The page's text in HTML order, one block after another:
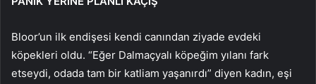
Bloor’un ilk endişesi kendi canından ziyade evdeki
köpekleri oldu. “Eğer Dalmaçyalı köpeğim yılanı fark
etseydi, odada tam bir katliam yaşanırdı” diyen kadın, eşi